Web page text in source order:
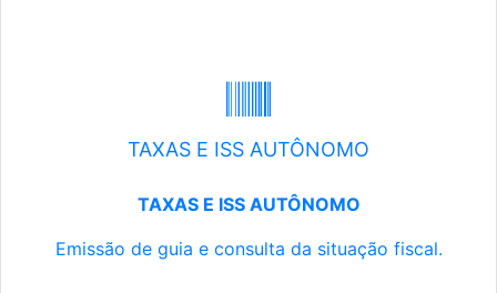
TAXAS E ISS AUTÔNOMO
TAXAS E ISS AUTÔNOMO
Emissão de guia e consulta da situação fiscal.